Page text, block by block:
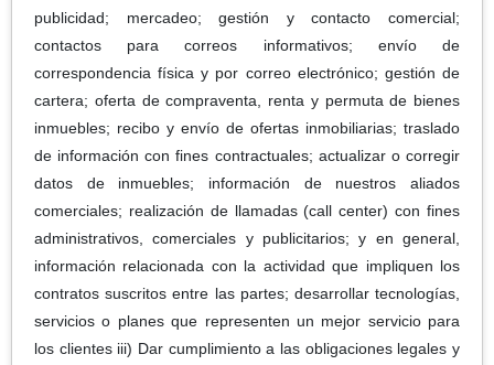
publicidad; mercadeo; gestión y contacto comercial;
contactos para correos informativos; envío de
correspondencia física y por correo electrónico; gestión de
cartera; oferta de compraventa, renta y permuta de bienes
inmuebles; recibo y envío de ofertas inmobiliarias; traslado
de información con fines contractuales; actualizar o corregir
datos de inmuebles; información de nuestros aliados
comerciales; realización de llamadas (call center) con fines
administrativos, comerciales y publicitarios; y en general,
información relacionada con la actividad que impliquen los
contratos suscritos entre las partes; desarrollar tecnologías,
servicios o planes que representen un mejor servicio para
los clientes iii) Dar cumplimiento a las obligaciones legales y